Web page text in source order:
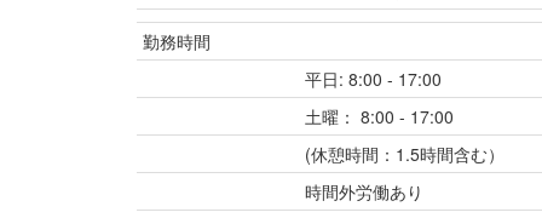
勤務時間
平日: 8:00 - 17:00
土曜： 8:00 - 17:00
(休憩時間：1.5時間含む）
時間外労働あり